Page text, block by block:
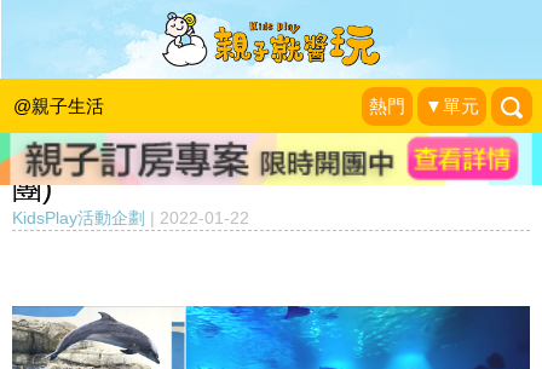
@親子生活 熱門 ▼單元
【2022/6/30前適用】小朋友許願必去
の夢幻體驗！花蓮遠雄海洋公園，親親
海洋夜未眠每人最低$1,599起！(已截
團)
KidsPlay活動企劃 2022-01-22